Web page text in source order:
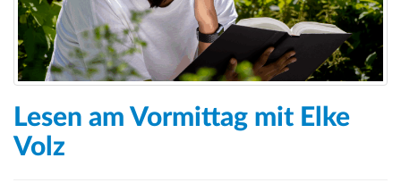
Lesen am Vormittag mit Elke
Volz